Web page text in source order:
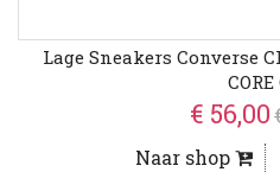
Lage Sneakers Converse
CORE
€ 56,00
Naar shop